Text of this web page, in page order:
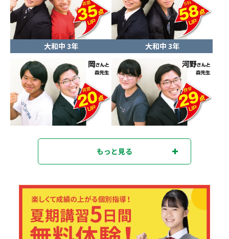
大和中 3年 大和中 3年
もっと見る